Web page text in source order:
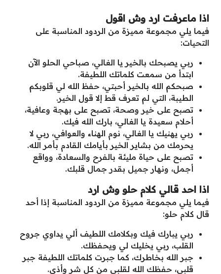
اذا ماعرفت ارد وش اقول
فيما يلي مجموعة مميزة من الردود المناسبة على
التحيات:
ربي يصبحك بالخير يا الغالي، صباحي الحلو الآن
ابتدأ من سمعت كلماتك اللطيفة.
صبحكم الله بالخير أحبتي، حفظ الله لي قلوبكم
الطيبة، التي لم تعرف قط إلا قول الخير.
تصبح على خير وصحة، تصبح على بهجة وعافية،
أحلام سعيدة يا الغالي، بارك الله فيك.
ربي يهنيك يا الغالي، نوم الهناء والعوافي، ربي لا
يحرمك من بشاير الخير بأيامك القادم بأمر الله.
تصبح على حياة مليئة بالفرح والسعادة، وواقع
أجمل، ونهار جميل بقدر جمال قلبك.
اذا احد قالي كلام حلو وش ارد
فيما يلي مجموعة مميزة من الردود المناسبة إذا أحد
قال كلام حلو:
ربي يبارك فيك وبكلامك اللطيف ألي يداوي جروح
القلب، ربي يخليك لي ويحفظك.
جبر الله بخاطرك، كما جبرت كلماتك اللطيفة جبر
قلبي، حفظك الله لقلبي من كل شر وأذى.